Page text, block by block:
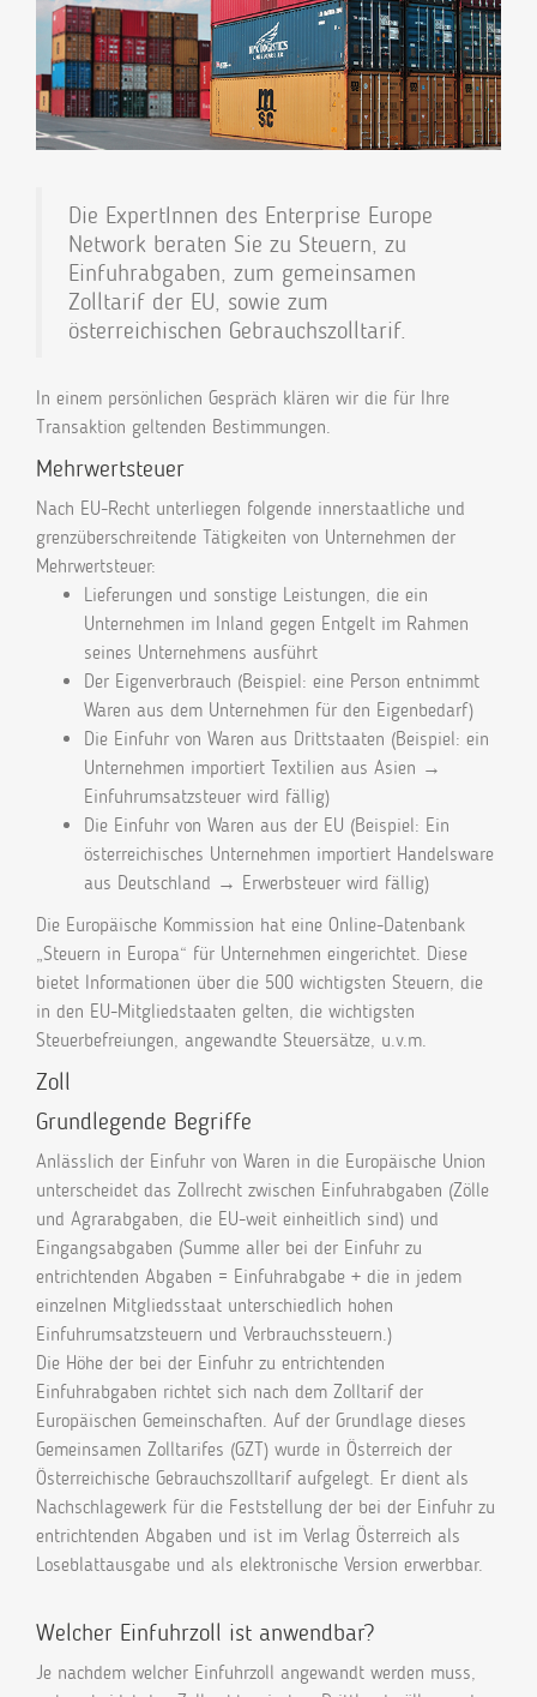
Die ExpertInnen des Enterprise Europe
Network beraten Sie zu Steuern, zu
Einfuhrabgaben, zum gemeinsamen
Zolltarif der EU, sowie zum
österreichischen Gebrauchszolltarif.
In einem persönlichen Gespräch klären wir die für Ihre
Transaktion geltenden Bestimmungen.
Mehrwertsteuer
Nach EU-Recht unterliegen folgende innerstaatliche und
grenzüberschreitende Tätigkeiten von Unternehmen der
Mehrwertsteuer:
Lieferungen und sonstige Leistungen, die ein
Unternehmen im Inland gegen Entgelt im Rahmen
seines Unternehmens ausführt
Der Eigenverbrauch (Beispiel: eine Person entnimmt
Waren aus dem Unternehmen für den Eigenbedarf)
Die Einfuhr von Waren aus Drittstaaten (Beispiel: ein
Unternehmen importiert Textilien aus Asien →
Einfuhrumsatzsteuer wird fällig)
Die Einfuhr von Waren aus der EU (Beispiel: Ein
österreichisches Unternehmen importiert Handelsware
aus Deutschland → Erwerbsteuer wird fällig)
Die Europäische Kommission hat eine Online-Datenbank
„Steuern in Europa“ für Unternehmen eingerichtet. Diese
bietet Informationen über die 500 wichtigsten Steuern, die
in den EU-Mitgliedstaaten gelten, die wichtigsten
Steuerbefreiungen, angewandte Steuersätze, u.v.m.
Zoll
Grundlegende Begriffe
Anlässlich der Einfuhr von Waren in die Europäische Union
unterscheidet das Zollrecht zwischen Einfuhrabgaben (Zölle
und Agrarabgaben, die EU-weit einheitlich sind) und
Eingangsabgaben (Summe aller bei der Einfuhr zu
entrichtenden Abgaben = Einfuhrabgabe + die in jedem
einzelnen Mitgliedsstaat unterschiedlich hohen
Einfuhrumsatzsteuern und Verbrauchssteuern.)
Die Höhe der bei der Einfuhr zu entrichtenden
Einfuhrabgaben richtet sich nach dem Zolltarif der
Europäischen Gemeinschaften. Auf der Grundlage dieses
Gemeinsamen Zolltarifes (GZT) wurde in Österreich der
Österreichische Gebrauchszolltarif aufgelegt. Er dient als
Nachschlagewerk für die Feststellung der bei der Einfuhr zu
entrichtenden Abgaben und ist im Verlag Österreich als
Loseblattausgabe und als elektronische Version erwerbbar.
Welcher Einfuhrzoll ist anwendbar?
Je nachdem welcher Einfuhrzoll angewandt werden muss,